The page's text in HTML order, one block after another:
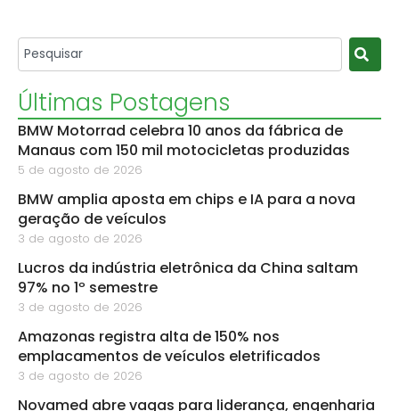
Últimas Postagens
BMW Motorrad celebra 10 anos da fábrica de
Manaus com 150 mil motocicletas produzidas
5 de agosto de 2026
BMW amplia aposta em chips e IA para a nova
geração de veículos
3 de agosto de 2026
Lucros da indústria eletrônica da China saltam
97% no 1º semestre
3 de agosto de 2026
Amazonas registra alta de 150% nos
emplacamentos de veículos eletrificados
3 de agosto de 2026
Novamed abre vagas para liderança, engenharia